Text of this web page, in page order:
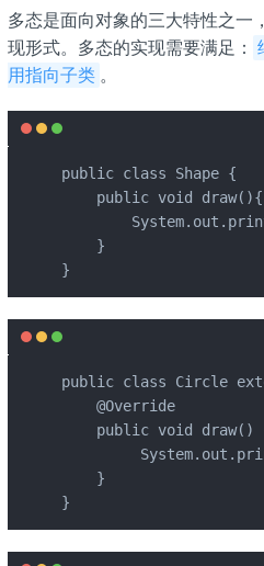
多态是面向对象的三大特性之一
现形式。多态的实现需要满足：
用指向子类 。
public class Shape {
    public void draw(){
    }
}
public class Circle
    @Override
public void draw()
    }
}